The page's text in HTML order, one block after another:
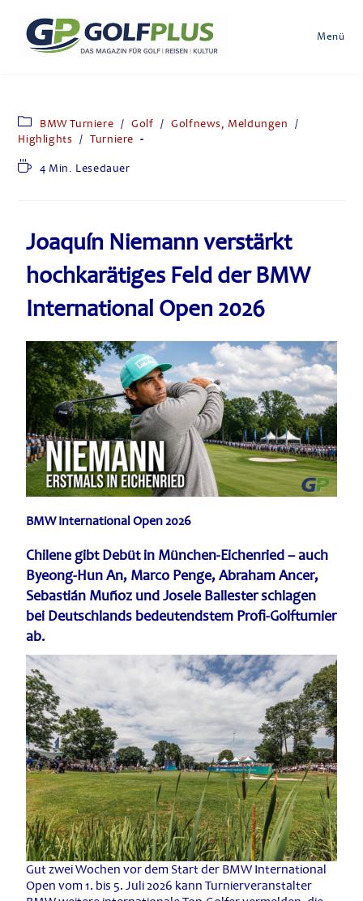
Menü
BMW Turniere / Golf / Golfnews, Meldungen
/
Highlights / Turniere
4 Min. Lesedauer
Joaquín Niemann verstärkt
hochkarätiges Feld der BMW
International Open 2026
BMW International Open 2026
Chilene gibt Debüt in München-Eichenried – auch
Byeong-Hun An, Marco Penge, Abraham Ancer,
Sebastián Muñoz und Josele Ballester schlagen
bei Deutschlands bedeutendstem Profi-Golfturnier
ab.
Gut zwei Wochen vor dem Start der BMW International
Open vom 1. bis 5. Juli 2026 kann Turnierveranstalter